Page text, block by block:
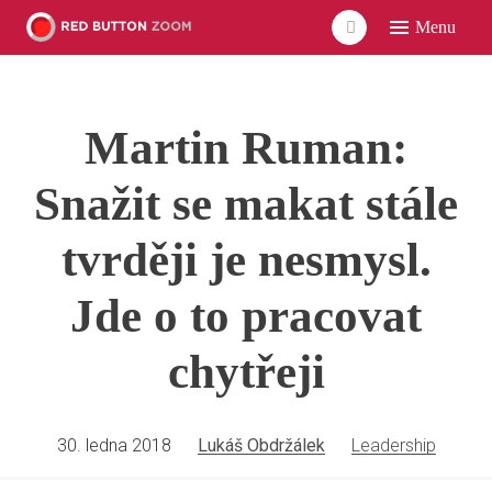
Menu
Martin Ruman:
Snažit se makat stále
tvrději je nesmysl.
Jde o to pracovat
chytřeji
30. ledna 2018 Lukáš Obdržálek Leadership